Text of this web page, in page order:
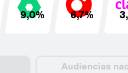
9,0% 6,7%
Audiencias